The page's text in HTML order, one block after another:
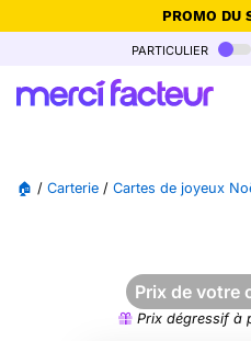
PROMO DU
-30% de réduction avec le code
Ne plus
particulier
🏠 / Carterie / Cartes de joyeux
Prix de votre
Prix dégressif à